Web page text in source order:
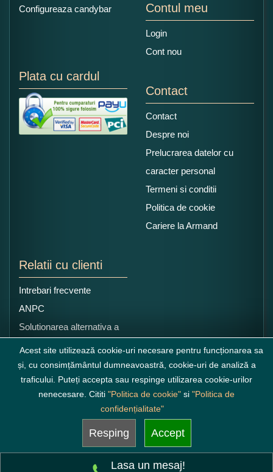
Configureaza candybar Contul meu
Login
Cont nou
Plata cu cardul
Contact
Contact
Despre noi
Prelucrarea datelor cu
caracter personal
Termeni si conditii
Politica de cookie
Cariere la Armand
Relatii cu clienti
Intrebari frecvente
ANPC
Solutionarea alternativa a
litigiilor
Acest site utilizează cookie-uri necesare pentru funcționarea sa
și, cu consimțământul dumneavoastră, cookie-uri de analiză a
traficului. Puteți accepta sau respinge utilizarea cookie-urilor
nenecesare. Cititi "Politica de cookie" si "Politica de
confidențialitate"
Resping Accept
Lasa un mesaj!